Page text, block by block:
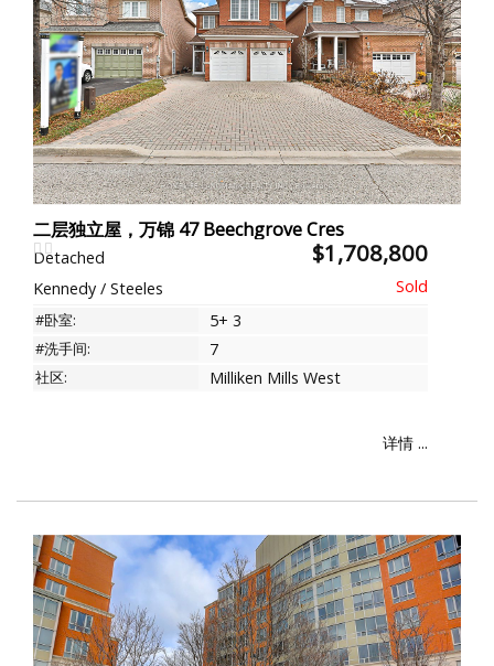
二层独立屋，万锦 47 Beechgrove Cres
Detached $1,708,800
Kennedy / Steeles
#卧室: 5+ 3
#洗手间: 7
社区: Milliken Mills West
详情 ...